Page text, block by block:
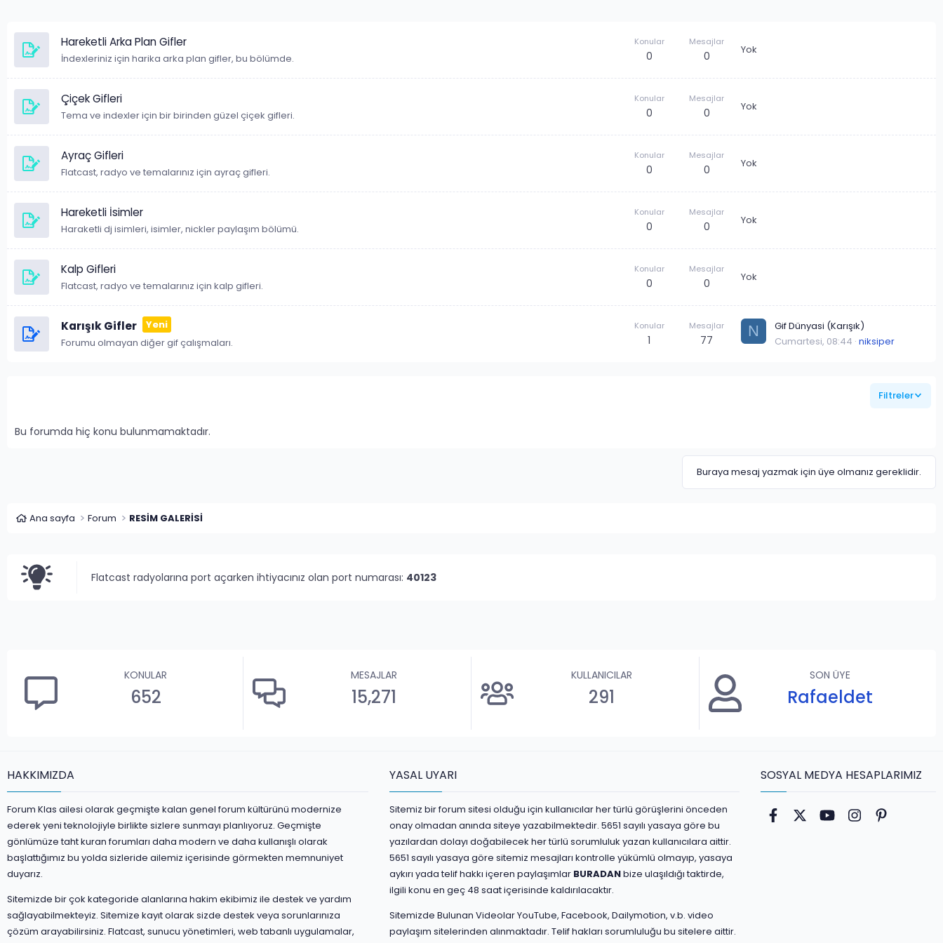
Hareketli Arka Plan Gifler
İndexleriniz için harika arka plan gifler, bu bölümde.
Konular
0
Mesajlar
0 Yok
Çiçek Gifleri
Tema ve indexler için bir birinden güzel çiçek gifleri.
Konular
0
Mesajlar
0 Yok
Ayraç Gifleri
Flatcast, radyo ve temalarınız için ayraç gifleri.
Konular
0
Mesajlar
0 Yok
Hareketli İsimler
Haraketli dj isimleri, isimler, nickler paylaşım bölümü.
Konular
0
Mesajlar
0 Yok
Kalp Gifleri
Flatcast, radyo ve temalarınız için kalp gifleri.
Konular
0
Mesajlar
0 Yok
Karışık Gifler
Forumu olmayan diğer gif çalışmaları.
Konular
1
Mesajlar
77
N
Gif Dünyasi (Karışık)
Cumartesi, 08:44 niksiper
Filtreler
Bu forumda hiç konu bulunmamaktadır.
Buraya mesaj yazmak için üye olmanız gereklidir.
Ana sayfa Forum RESİM GALERİSİ
Flatcast radyolarına port açarken ihtiyacınız olan port numarası: 40123
KONULAR
652
MESAJLAR
15,271
KULLANICILAR
291
SON ÜYE
Rafaeldet
HAKKIMIZDA
Forum Klas ailesi olarak geçmişte kalan genel forum kültürünü modernize
ederek yeni teknolojiyle birlikte sizlere sunmayı planlıyoruz. Geçmişte
gönlümüze taht kuran forumları daha modern ve daha kullanışlı olarak
başlattığımız bu yolda sizleride ailemiz içerisinde görmekten memnuniyet
duyarız.
Sitemizde bir çok kategoride alanlarına hakim ekibimiz ile destek ve yardım
sağlayabilmekteyiz. Sitemize kayıt olarak sizde destek veya sorunlarınıza
çözüm arayabilirsiniz. Flatcast, sunucu yönetimleri, web tabanlı uygulamalar,
YASAL UYARI
Sitemiz bir forum sitesi olduğu için kullanıcılar her türlü görüşlerini önceden
onay olmadan anında siteye yazabilmektedir. 5651 sayılı yasaya göre bu
yazılardan dolayı doğabilecek her türlü sorumluluk yazan kullanıcılara aittir.
5651 sayılı yasaya göre sitemiz mesajları kontrolle yükümlü olmayıp, yasaya
aykırı yada telif hakkı içeren paylaşımlar BURADANbize ulaşıldığı taktirde,
ilgili konu en geç 48 saat içerisinde kaldırılacaktır.
Sitemizde Bulunan Videolar YouTube, Facebook, Dailymotion, v.b. video
paylaşım sitelerinden alınmaktadır. Telif hakları sorumluluğu bu sitelere aittir.
SOSYAL MEDYA HESAPLARIMIZ
Facebook
Twitter youtubeInstagram